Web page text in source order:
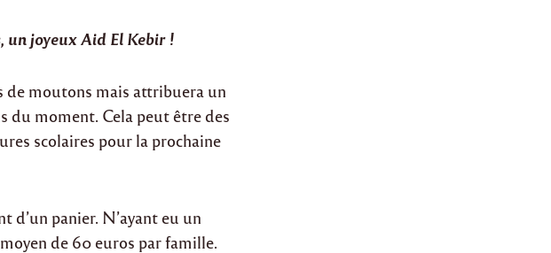
un joyeux Aid El Kebir !
de moutons mais attribuera un
du moment. Cela peut être des
scolaires pour la prochaine
d’un panier. N’ayant eu un
de 60 euros par famille.